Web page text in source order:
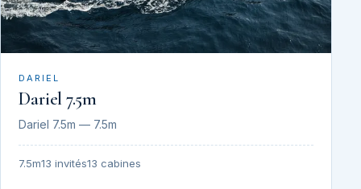
DARIEL
Dariel 7.5m
Dariel 7.5m — 7.5m
7.5m13 invités13 cabines